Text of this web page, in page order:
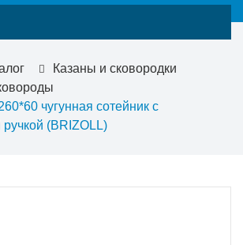
Казаны и сковородки
чугунная сотейник с
(BRIZOLL)